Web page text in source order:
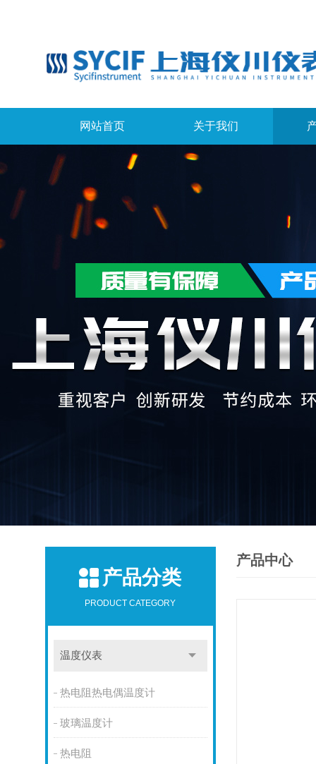
网站首页 关于我们
产品分类
PRODUCT CATEGORY
温度仪表
热电阻热电偶温度计
玻璃温度计
热电阻
产品中心